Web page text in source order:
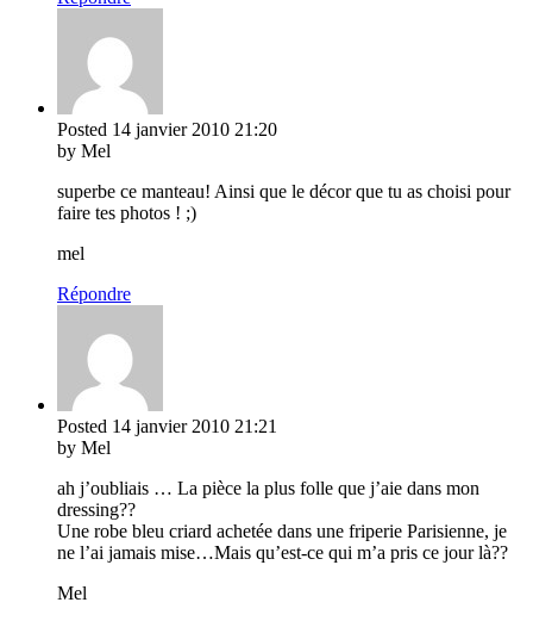
Posted 14 janvier 2010 21:20
by Mel
superbe ce manteau! Ainsi que le décor que tu as choisi pour
faire tes photos ! ;)
mel
Répondre
Posted 14 janvier 2010 21:21
by Mel
ah j’oubliais … La pièce la plus folle que j’aie dans mon
dressing??
Une robe bleu criard achetée dans une friperie Parisienne, je
ne l’ai jamais mise…Mais qu’est-ce qui m’a pris ce jour là??
Mel